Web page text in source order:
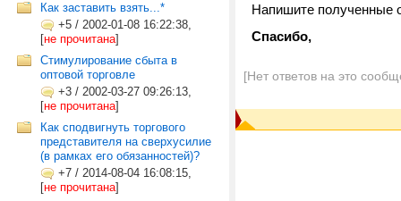
Как заставить взять...*
+5 / 2002-01-08 16:22:38,
[не прочитана]
Стимулирование сбыта в
оптовой торговле
+3 / 2002-03-27 09:26:13,
[не прочитана]
Как сподвигнуть торгового
представителя на сверхусилие
(в рамках его обязанностей)?
+7 / 2014-08-04 16:08:15,
[не прочитана]
Напишите полученные
Спасибо,
[Нет ответов на это